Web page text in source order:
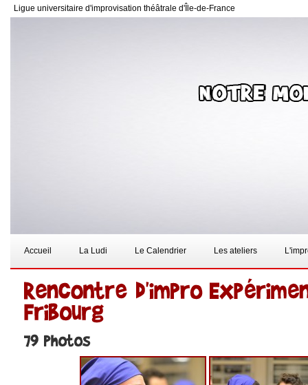
Ligue universitaire d'improvisation théâtrale d'Île-de-France
Accueil La Ludi Le Calendrier Les ateliers